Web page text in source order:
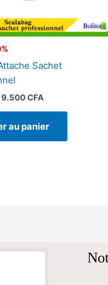
Sachet
9.500CFA
au panier